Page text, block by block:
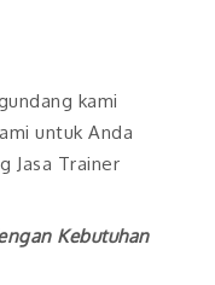
kami
untuk Anda
Jasa Trainer
Kebutuhan